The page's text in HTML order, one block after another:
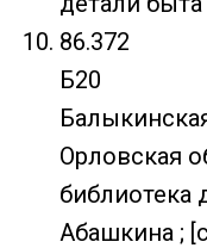
86.372
Б20
Орловская
библиотека
Абашкина ;